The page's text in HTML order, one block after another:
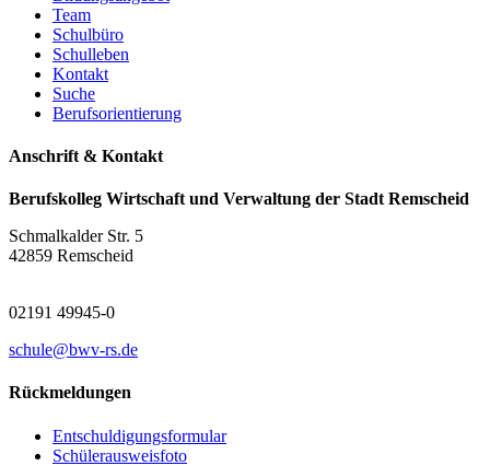
Team
Schulbüro
Schulleben
Kontakt
Suche
Berufsorientierung
Anschrift & Kontakt
Berufskolleg Wirtschaft und Verwaltung der Stadt Remscheid
Schmalkalder Str. 5
42859 Remscheid
02191 49945-0
schule@bwv-rs.de
Rückmeldungen
Entschuldigungsformular
Schülerausweisfoto